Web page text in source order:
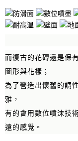
而復古的花磚還是保
圖形與花樣；
為了營造出懷舊的調
雅，
有的會用數位噴沫技
遠的感覺。